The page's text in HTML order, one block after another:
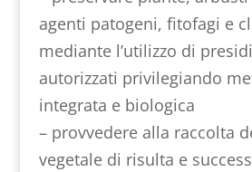
agenti patogeni, fitofagi e
mediante l’utilizzo di
autorizzati privilegiando
integrata e biologica
– provvedere alla raccolta
vegetale di risulta e